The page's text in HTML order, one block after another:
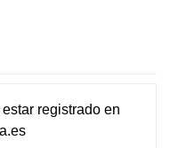
estar registradoen